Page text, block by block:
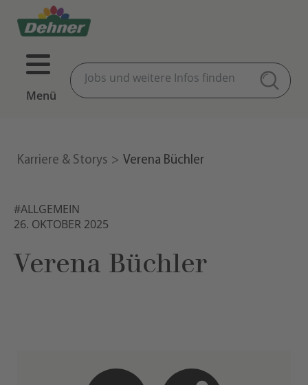
Menü
Karriere & Storys Verena Büchler
#ALLGEMEIN
26. OKTOBER 2025
Verena Büchler